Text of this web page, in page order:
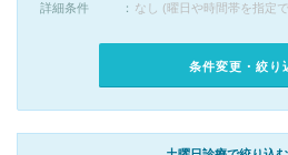
詳細条件
なし (曜日や時間帯を指定
条件変更・絞り